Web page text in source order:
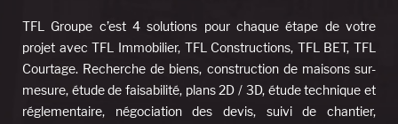
TFL Groupe c’est 4 solutions pour chaque étape de votre
projet avec TFL Immobilier, TFL Constructions, TFL BET, TFL
Courtage. Recherche de biens, construction de maisons sur-
mesure, étude de faisabilité, plans 2D / 3D, étude technique et
réglementaire, négociation des devis, suivi de chantier,